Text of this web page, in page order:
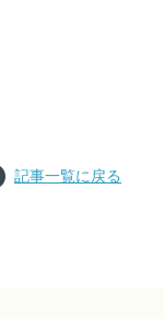
記事一覧に戻る